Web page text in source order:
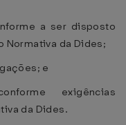
a ser disposto
da Dides;
e
exigências
da Dides.